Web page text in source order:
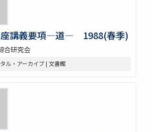
座講義要項―道― 1988(春季)
合研究会
ル・アーカイブ | 文書館